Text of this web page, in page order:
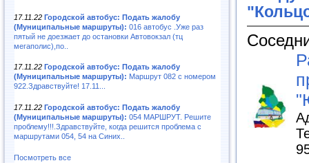
17.11.22 Городской автобус: Подать жалобу
(Муниципальные маршруты): 016 автобус .Уже раз
пятый не доезжает до остановки Автовокзал (тц
мегаполис),по..
17.11.22 Городской автобус: Подать жалобу
(Муниципальные маршруты): Маршрут 082 с номером
922.Здравствуйте! 17.11...
17.11.22 Городской автобус: Подать жалобу
(Муниципальные маршруты): 054 МАРШРУТ. Решите
проблему!!!.Здравствуйте, когда решится проблема с
маршрутами 054, 54 на Синих..
Посмотреть все